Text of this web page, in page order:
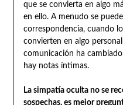
que se convierta en algo
en ello. A menudo se
correspondencia, cuando
convierten en algo
comunicación ha
hay notas íntimas.
La simpatía oculta no se
sospechas, es mejor